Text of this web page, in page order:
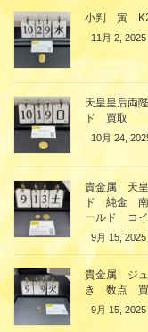
小判 寅
11月 2, 2025
天皇皇后
ド 買取
10月 24,
貴金属 天皇
ド 純金 南
ールド コ
9月 15, 2025
貴金属 ジ
き 数点 買
9月 15, 2025